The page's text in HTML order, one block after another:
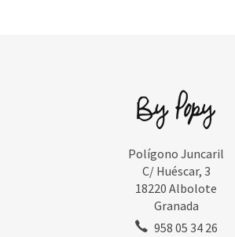
Polígono Juncaril
C/ Huéscar, 3
18220 Albolote
Granada
958 05 34 26